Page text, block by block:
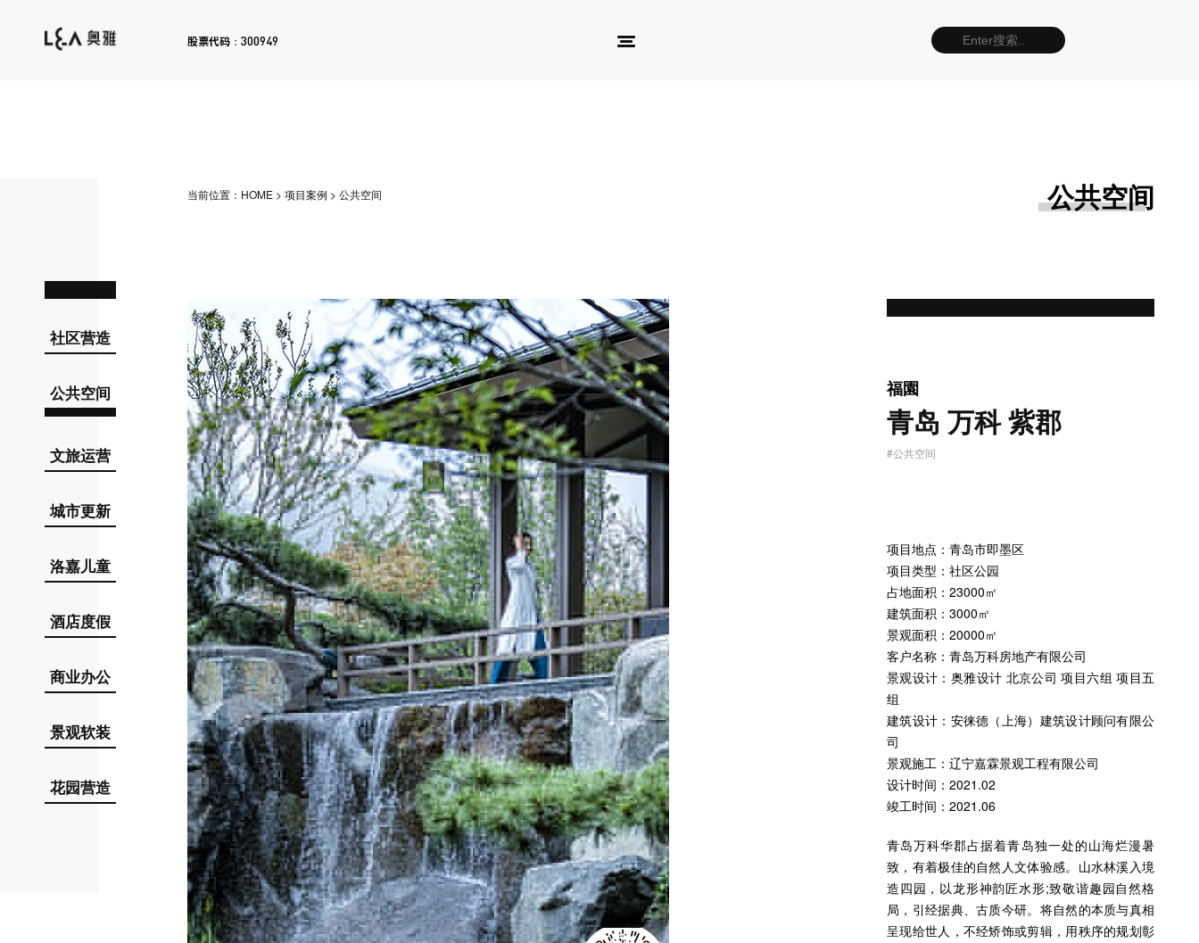
股票代码： 300949
社区营造
公共空间
文旅运营
城市更新
洛嘉儿童
酒店度假
商业办公
景观软装
花园营造
当前位置： HOME > 项目案例 > 公共空间 公共空间
福園
青岛 万科 紫郡
#公共空间
项目地点：青岛市即墨区
项目类型：社区公园
占地面积：23000㎡
建筑面积：3000㎡
景观面积：20000㎡
客户名称：青岛万科房地产有限公司
景观设计：奥雅设计 北京公司 项目六组 项目五
组
建筑设计：安徕德（上海）建筑设计顾问有限公
司
景观施工：辽宁嘉霖景观工程有限公司
设计时间：2021.02
竣工时间：2021.06
青岛万科华郡占据着青岛独一处的山海烂漫暑
致，有着极佳的自然人文体验感。山水林溪入境
造四园，以龙形神韵匠水形;致敬谐趣园自然格
局，引经据典、古质今研。将自然的本质与真相
呈现给世人，不经矫饰或剪辑，用秩序的规划彰